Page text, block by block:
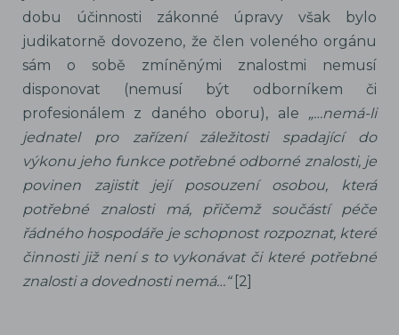
dobu účinnosti zákonné úpravy však bylo
judikatorně dovozeno, že člen voleného orgánu
sám o sobě zmíněnými znalostmi nemusí
disponovat (nemusí být odborníkem či
profesionálem z daného oboru), ale „…nemá-li
jednatel pro zařízení záležitosti spadající do
výkonu jeho funkce potřebné odborné znalosti, je
povinen zajistit její posouzení osobou, která
potřebné znalosti má, přičemž součástí péče
řádného hospodáře je schopnost rozpoznat, které
činnosti již není s to vykonávat či které potřebné
znalosti a dovednosti nemá…“[2]